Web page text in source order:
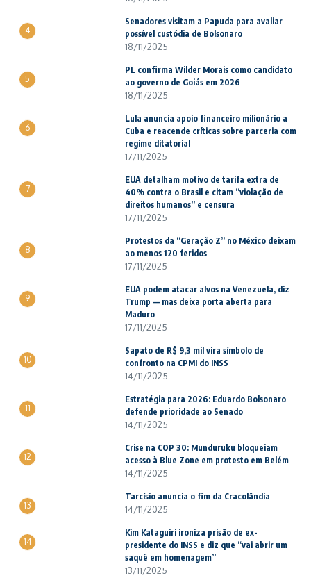
4
Senadores visitam a Papuda para avaliar
possível custódia de Bolsonaro
18/11/2025
5
PL confirma Wilder Morais como candidato
ao governo de Goiás em 2026
18/11/2025
6
Lula anuncia apoio financeiro milionário a
Cuba e reacende críticas sobre parceria com
regime ditatorial
17/11/2025
7
EUA detalham motivo de tarifa extra de
40% contra o Brasil e citam “violação de
direitos humanos” e censura
17/11/2025
8
Protestos da “Geração Z” no México deixam
ao menos 120 feridos
17/11/2025
9
EUA podem atacar alvos na Venezuela, diz
Trump — mas deixa porta aberta para
Maduro
17/11/2025
10
Sapato de R$ 9,3 mil vira símbolo de
confronto na CPMI do INSS
14/11/2025
11
Estratégia para 2026: Eduardo Bolsonaro
defende prioridade ao Senado
14/11/2025
12
Crise na COP 30: Munduruku bloqueiam
acesso à Blue Zone em protesto em Belém
14/11/2025
13
Tarcísio anuncia o fim da Cracolândia
14/11/2025
14
Kim Kataguiri ironiza prisão de ex-
presidente do INSS e diz que “vai abrir um
saquê em homenagem”
13/11/2025